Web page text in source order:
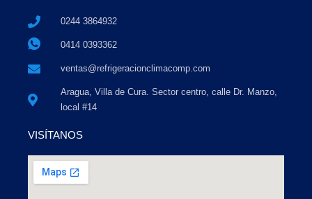
0244 3864932
0414 0393362
ventas@refrigeracionclimacomp.com
Aragua, Villa de Cura. Sector centro, calle Dr. Manzo,
local #14
VISÍTANOS